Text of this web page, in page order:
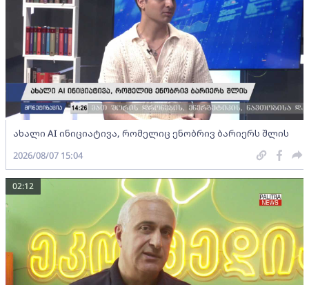
ახალი AI ინიციატივა, რომელიც ენობრივ ბარიერს შლის
2026/08/07 15:04
02:12